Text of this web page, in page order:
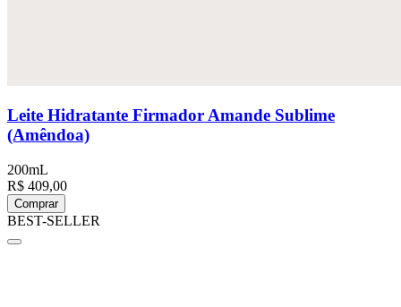
Leite Hidratante Firmador Amande Sublime
(Amêndoa)
200mL
R$ 409,00
Comprar
BEST-SELLER